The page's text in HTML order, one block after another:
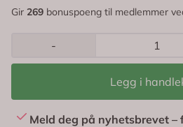
Gir 269 bonuspoeng til medlemmer
-
Legg i
Meld deg på nyhetsbrevet